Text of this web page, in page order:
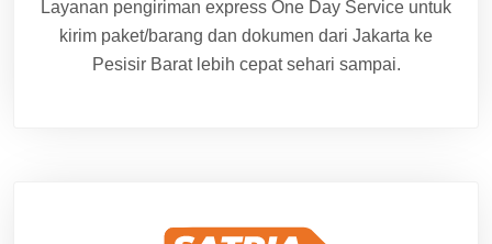
Layanan pengiriman express One Day Service untuk
kirim paket/barang dan dokumen dari Jakarta ke
Pesisir Barat lebih cepat sehari sampai.